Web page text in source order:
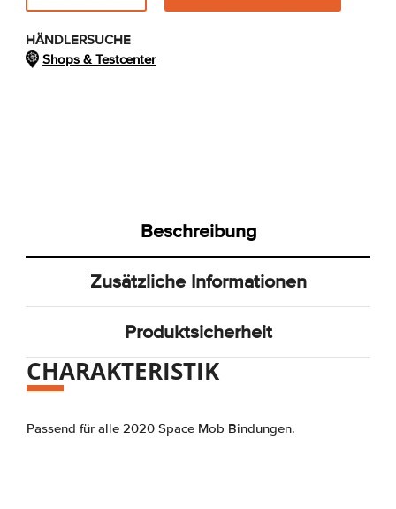
HÄNDLERSUCHE
Shops & Testcenter
Beschreibung
Zusätzliche Informationen
Produktsicherheit
CHARAKTERISTIK
Passend für alle 2020 Space Mob Bindungen.